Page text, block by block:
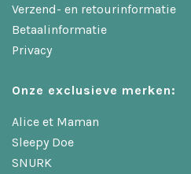
Verzend- en retourinformatie
Betaalinformatie
Privacy
Onze exclusieve merken:
Alice et Maman
Sleepy Doe
SNURK